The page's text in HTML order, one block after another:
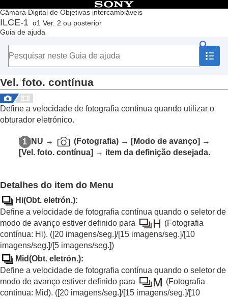
Câmara Digital de Objetivas intercambiáveis
ILCE-1 α1 Ver. 2 ou posterior
Guia de ajuda
Índice
Início
Como utilizar o “Guia de ajuda”
Verificar a câmara e os itens fornecidos
Operações básicas
Preparar a câmara/Operações de fotografia básicas
Encontrar funções a partir do MENU
Utilizar as funções de fotografia
Conteúdo deste capítulo
Focar
AF Cara/Olho
Selecionar a sensibilidade ISO
Equilíbrio de brancos
Adicionar efeitos às imagens
Fotografar com modos de avanço (fotografia
contínua/temporizador automático)
Modo de avanço
Fotografia Cont.
Vel. foto. contínua
Tem. Auto (Ún.)
Tem.auto(Cont.)
Tipo de Temp. Auto
Vel. foto. contínua
Define a velocidade de fotografia contínua quando utilizar o
obturador eletrónico.
MENU → (Fotografia) → [Modo de avanço] →
[Vel. foto. contínua] → item da definição desejada.
Detalhes do item do Menu
Hi(Obt. eletrón.):
Define a velocidade de fotografia contínua quando o seletor de
modo de avanço estiver definido para
(Fotografia
contínua: Hi). ([20 imagens/seg.]/[15 imagens/seg.]/[10
imagens/seg.]/[5 imagens/seg.])
Mid(Obt. eletrón.):
Define a velocidade de fotografia contínua quando o seletor de
modo de avanço estiver definido para
(Fotografia
contínua: Mid). ([20 imagens/seg.]/[15 imagens/seg.]/[10